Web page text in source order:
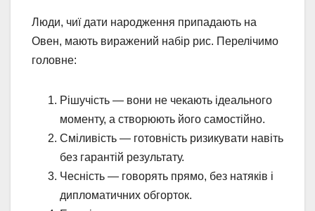
Люди, чиї дати народження припадають на
Овен, мають виражений набір рис. Перелічимо
головне:
Рішучість — вони не чекають ідеального
моменту, а створюють його самостійно.
Сміливість — готовність ризикувати навіть
без гарантій результату.
Чесність — говорять прямо, без натяків і
дипломатичних обгорток.